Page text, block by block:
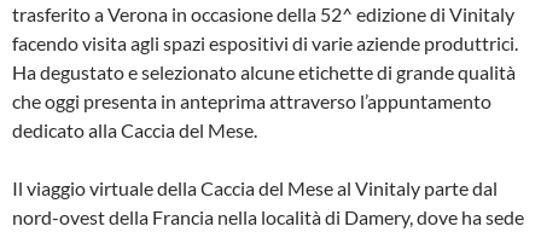
trasferito a Verona in occasione della 52^ edizione di Vinitaly
facendo visita agli spazi espositivi di varie aziende produttrici.
Ha degustato e selezionato alcune etichette di grande qualità
che oggi presenta in anteprima attraverso l’appuntamento
dedicato alla Caccia del Mese.
Il viaggio virtuale della Caccia del Mese al Vinitaly parte dal
nord-ovest della Francia nella località di Damery, dove ha sede